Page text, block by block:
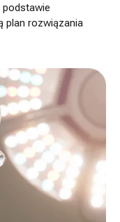
plan rozwiązania